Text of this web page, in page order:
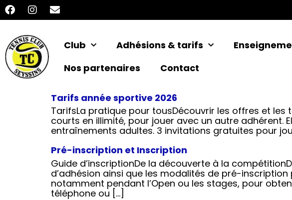
Club Adhésions & tarifs
Nos partenaires
Contact
Tarifs année sportive 2026
TarifsLa pratique pour tousDécouvrir les offres et les
courts en illimité, pour jouer avec un autre adhérent.
entraînements adultes. 3 invitations gratuites pour
Pré-inscription et Inscription
Guide d’inscriptionDe la découverte à la
d’adhésion ainsi que les modalités de pré-inscription
notamment pendant l’Open ou les stages, pour
téléphone ou […]